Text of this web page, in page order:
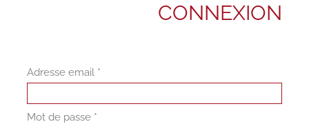
CONNEXION
Adresse email *
Mot de passe *